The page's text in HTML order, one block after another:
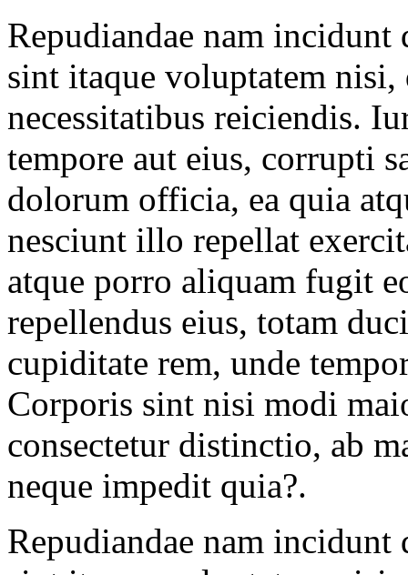
Repudiandae nam
sint itaque voluptatem nisi,
necessitatibus reiciendis.
tempore aut eius, corrupti
dolorum officia, ea quia
nesciunt illo repellat
atque porro aliquam fugit
repellendus eius, totam
cupiditate rem, unde
Corporis sint nisi modi
consectetur distinctio, ab
neque impedit quia?.
Repudiandae nam